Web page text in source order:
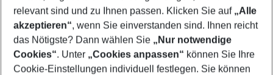
Show more filter
relevant sind und zu Ihnen passen. Klicken Sie auf „Alle
akzeptieren“, wenn Sie einverstanden sind. Ihnen reicht
das Nötigste? Dann wählen Sie „Nur notwendige
Cookies“. Unter „Cookies anpassen“ können Sie Ihre
Cookie-Einstellungen individuell festlegen. Sie können